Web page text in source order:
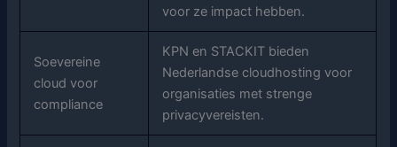
voor ze impact hebben.
Soevereine
cloud voor
compliance
KPN en STACKIT bieden
Nederlandse cloudhosting voor
organisaties met strenge
privacyvereisten.